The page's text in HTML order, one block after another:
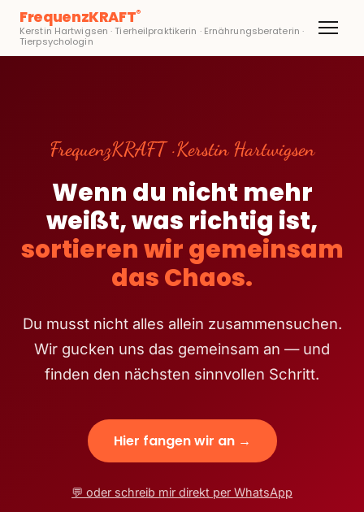
FrequenzKRAFT®
Kerstin Hartwigsen · Tierheilpraktikerin · Ernährungsberaterin ·
Tierpsychologin
FrequenzKRAFT · Kerstin Hartwigsen
Wenn du nicht mehr
weißt, was richtig ist,
sortieren wir gemeinsam
das Chaos.
Du musst nicht alles allein zusammensuchen.
Wir gucken uns das gemeinsam an — und
finden den nächsten sinnvollen Schritt.
Hier fangen wir an →
💬 oder schreib mir direkt per WhatsApp